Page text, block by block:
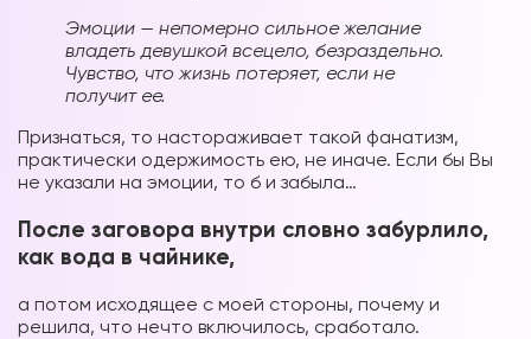
Эмоции — непомерно сильное желание
владеть девушкой всецело, безраздельно.
Чувство, что жизнь потеряет, если не
получит ее.
Признаться, то настораживает такой фанатизм,
практически одержимость ею, не иначе. Если бы Вы
не указали на эмоции, то б и забыла…
После заговора внутри словно забурлило,
как вода в чайнике,
а потом исходящее с моей стороны, почему и
решила, что нечто включилось, сработало.